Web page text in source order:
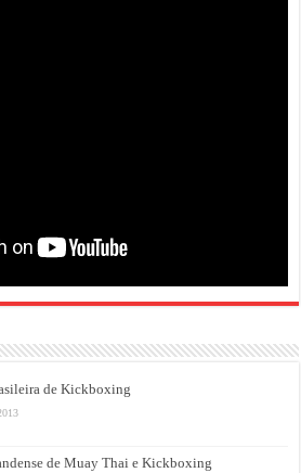
de Kickboxing
de Muay Thai e Kickboxing